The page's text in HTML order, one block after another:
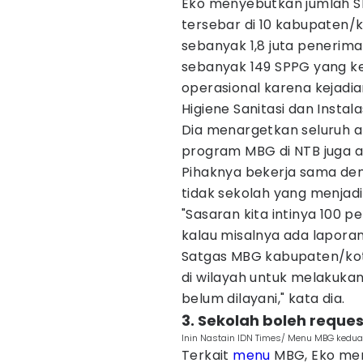
tersebar di 10 kabupaten/
sebanyak 1,8 juta
sebanyak 149 SPPG yang
operasional karena
Higiene Sanitasi dan
Dia menargetkan seluruh
program MBG di NTB juga
Pihaknya bekerja sama
tidak sekolah yang
"Sasaran kita intinya 100
kalau misalnya ada
Satgas MBG kabupaten/
di wilayah untuk
belum dilayani," kata dia.
3. Sekolah boleh
Inin Nastain IDN Times/ Menu MBG
Terkait menu MBG, Eko